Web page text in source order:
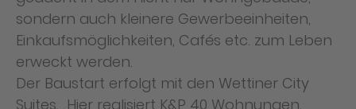
sondern auch kleinere Gewerbeeinheiten,
Einkaufsmöglichkeiten, Cafés etc. zum Leben
erweckt werden.
Der Baustart erfolgt mit den Wettiner City
Suites. Hier realisiert K&P 40 Wohnungen,